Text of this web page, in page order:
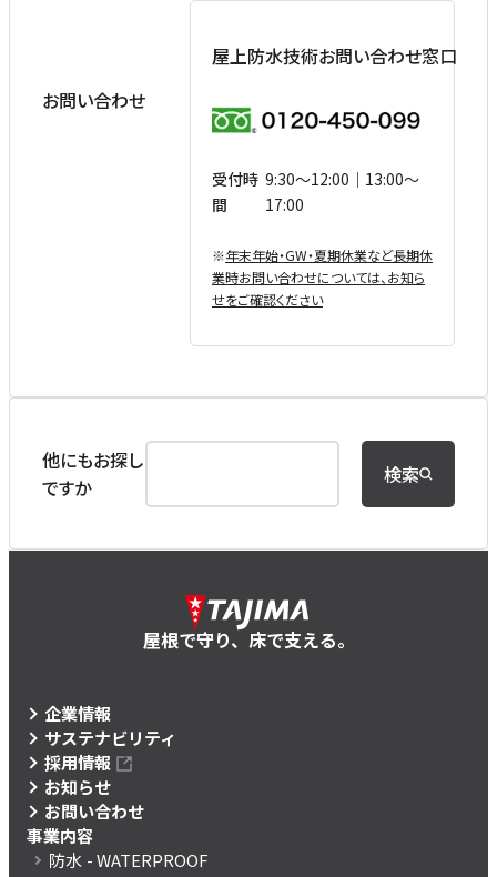
お問い合わせ
屋上防水技術お問い合わせ窓口
受付時
間
9:30〜12:00｜13:00〜
17:00
※年末年始・GW・夏期休業など⻑期休
業時お問い合わせについては、お知ら
せをご確認ください
他にもお探し
ですか
検索
屋根で守り、床で支える。
企業情報
サステナビリティ
採用情報
お知らせ
お問い合わせ
事業内容
防水 - WATERPROOF